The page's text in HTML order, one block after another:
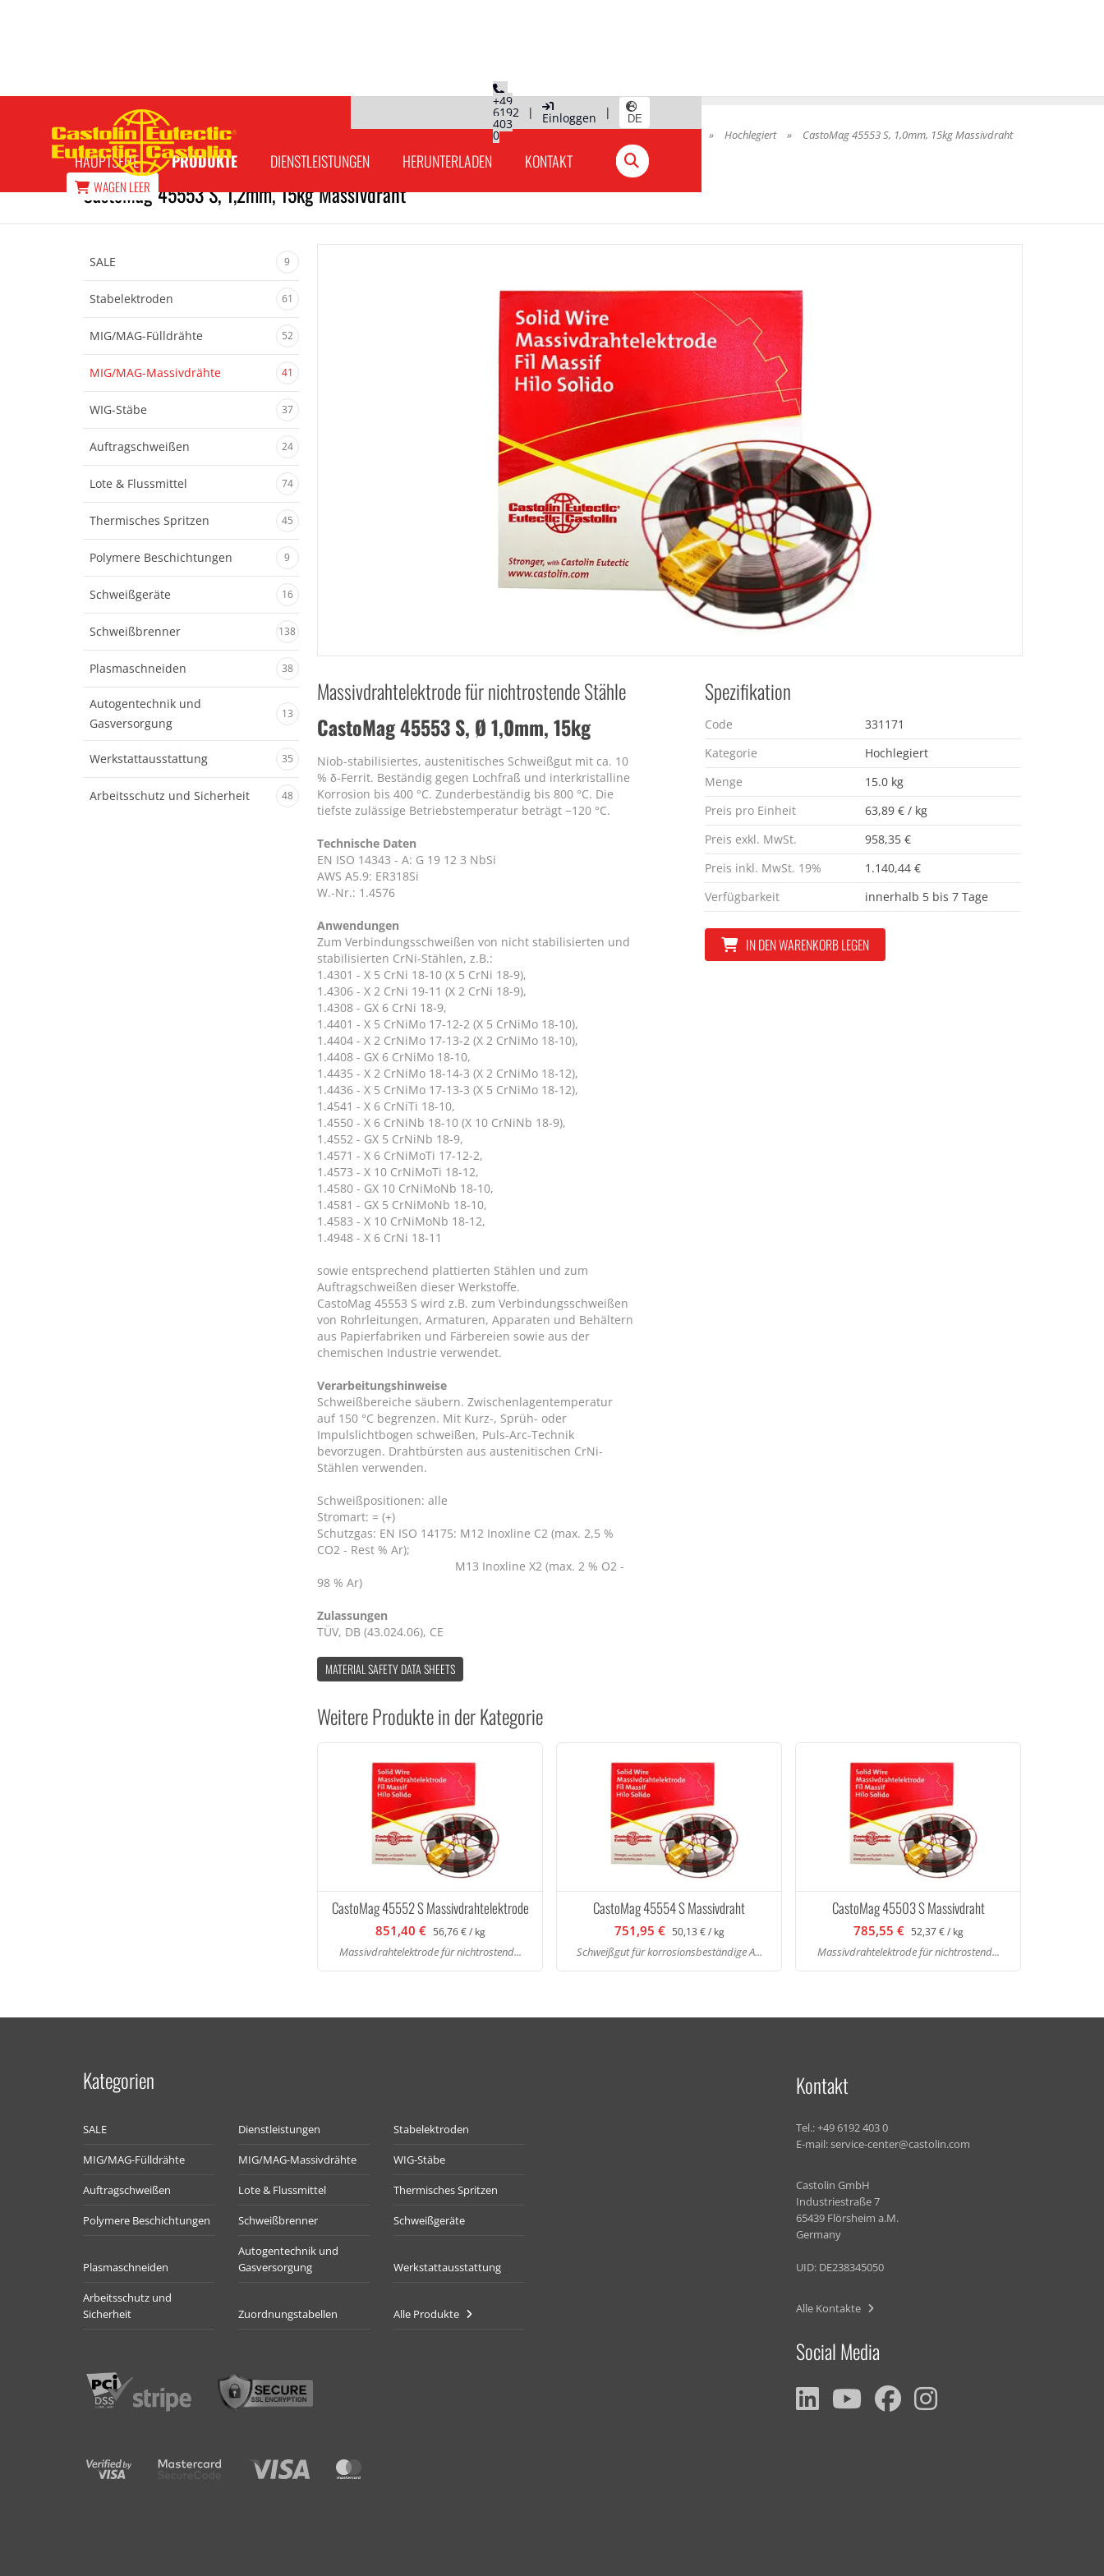
+49
6192
403
0
| Einloggen | DE
HAUPTSEITE PRODUKTE DIENSTLEISTUNGEN HERUNTERLADEN KONTAKT
WAGEN LEER
Produkte Deutschland » Hochlegiert » CastoMag 45553 S, 1,0mm, 15kg Massivdraht
CastoMag 45553 S, 1,2mm, 15kg Massivdraht
SALE 9
Stabelektroden 61
MIG/MAG-Fülldrähte 52
MIG/MAG-Massivdrähte 41
WIG-Stäbe 37
Auftragschweißen 24
Lote & Flussmittel 74
Thermisches Spritzen 45
Polymere Beschichtungen 9
Schweißgeräte 16
Schweißbrenner 138
Plasmaschneiden 38
Autogentechnik und
Gasversorgung
13
Werkstattausstattung 35
Arbeitsschutz und Sicherheit 48
Massivdrahtelektrode für nichtrostende Stähle
CastoMag 45553 S, Ø 1,0mm, 15kg
Niob-stabilisiertes, austenitisches Schweißgut mit ca. 10
% δ-Ferrit. Beständig gegen Lochfraß und interkristalline
Korrosion bis 400 °C. Zunderbeständig bis 800 °C. Die
tiefste zulässige Betriebstemperatur beträgt −120 °C.
Technische Daten
EN ISO 14343 - A: G 19 12 3 NbSi
AWS A5.9: ER318Si
W.-Nr.: 1.4576
Anwendungen
Zum Verbindungsschweißen von nicht stabilisierten und
stabilisierten CrNi-Stählen, z.B.:
1.4301 - X 5 CrNi 18-10 (X 5 CrNi 18-9),
1.4306 - X 2 CrNi 19-11 (X 2 CrNi 18-9),
1.4308 - GX 6 CrNi 18-9,
1.4401 - X 5 CrNiMo 17-12-2 (X 5 CrNiMo 18-10),
1.4404 - X 2 CrNiMo 17-13-2 (X 2 CrNiMo 18-10),
1.4408 - GX 6 CrNiMo 18-10,
1.4435 - X 2 CrNiMo 18-14-3 (X 2 CrNiMo 18-12),
1.4436 - X 5 CrNiMo 17-13-3 (X 5 CrNiMo 18-12),
1.4541 - X 6 CrNiTi 18-10,
1.4550 - X 6 CrNiNb 18-10 (X 10 CrNiNb 18-9),
1.4552 - GX 5 CrNiNb 18-9,
1.4571 - X 6 CrNiMoTi 17-12-2,
1.4573 - X 10 CrNiMoTi 18-12,
1.4580 - GX 10 CrNiMoNb 18-10,
1.4581 - GX 5 CrNiMoNb 18-10,
1.4583 - X 10 CrNiMoNb 18-12,
1.4948 - X 6 CrNi 18-11
sowie entsprechend plattierten Stählen und zum
Auftragschweißen dieser Werkstoffe.
CastoMag 45553 S wird z.B. zum Verbindungsschweißen
von Rohrleitungen, Armaturen, Apparaten und Behältern
aus Papierfabriken und Färbereien sowie aus der
chemischen Industrie verwendet.
Verarbeitungshinweise
Schweißbereiche säubern. Zwischenlagentemperatur
auf 150 °C begrenzen. Mit Kurz-, Sprüh- oder
Impulslichtbogen schweißen, Puls-Arc-Technik
bevorzugen. Drahtbürsten aus austenitischen CrNi-
Stählen verwenden.
Schweißpositionen: alle
Stromart: = (+)
Schutzgas: EN ISO 14175: M12 Inoxline C2 (max. 2,5 %
CO2 - Rest % Ar);
M13 Inoxline X2 (max. 2 % O2 -
98 % Ar)
Zulassungen
TÜV, DB (43.024.06), CE
Spezifikation
Code
331171
Kategorie
Hochlegiert
Menge
15.0 kg
Preis pro Einheit
63,89 € / kg
Preis exkl. MwSt.
958,35 €
Preis inkl. MwSt. 19%
1.140,44 €
Verfügbarkeit
innerhalb 5 bis 7 Tage
IN DEN WARENKORB LEGEN
MATERIAL SAFETY DATA SHEETS
Weitere Produkte in der Kategorie
CastoMag 45552 S Massivdrahtelektrode
851,40 € 56,76 € / kg
Massivdrahtelektrode für nichtrostend...
CastoMag 45554 S Massivdraht
751,95 € 50,13 € / kg
Schweißgut für korrosionsbeständige A...
CastoMag 45503 S Massivdraht
785,55 € 52,37 € / kg
Massivdrahtelektrode für nichtrostend...
Kategorien
SALE Dienstleistungen Stabelektroden
MIG/MAG-Fülldrähte MIG/MAG-Massivdrähte WIG-Stäbe
Auftragschweißen Lote & Flussmittel Thermisches Spritzen
Polymere Beschichtungen Schweißbrenner Schweißgeräte
Plasmaschneiden
Autogentechnik und
Gasversorgung
Werkstattausstattung
Arbeitsschutz und
Sicherheit
Zuordnungstabellen Alle Produkte
Kontakt
Tel.:+49 6192 403 0
E-mail:service-center@castolin.com
Castolin GmbH
Industriestraße 7
65439 Flörsheim a.M.
Germany
UID: DE238345050
Alle Kontakte
Social Media